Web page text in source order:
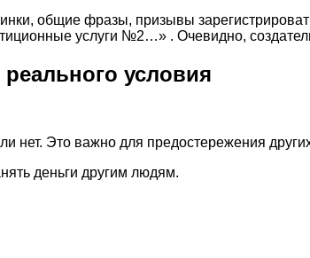
общие фразы, призывы
услуги №2…» . Очевидно,
условия
нет. Это важно для предостережения
деньги другим людям.